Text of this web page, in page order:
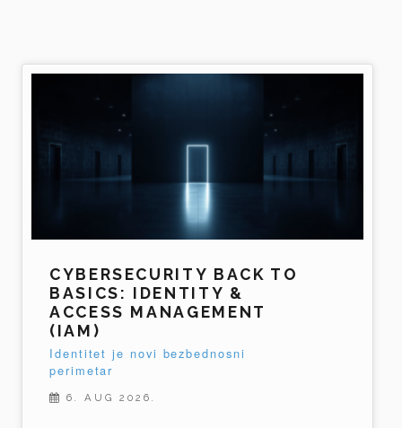
CYBERSECURITY BACK TO
BASICS: IDENTITY &
ACCESS MANAGEMENT
(IAM)
Identitet je novi bezbednosni
perimetar
6. AUG 2026.